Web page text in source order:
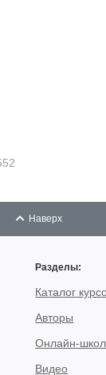
Наверх
Разделы:
Каталог
Авторы
Онлайн-
Видео